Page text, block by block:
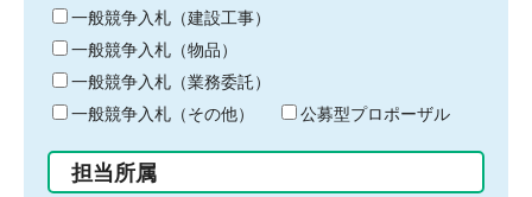
キ
ー
ワ
ー
ド
入
力
一般競争入札（建設工事）
一般競争入札（物品）
一般競争入札（業務委託）
一般競争入札（その他）
公募型プロポーザル
担当所属